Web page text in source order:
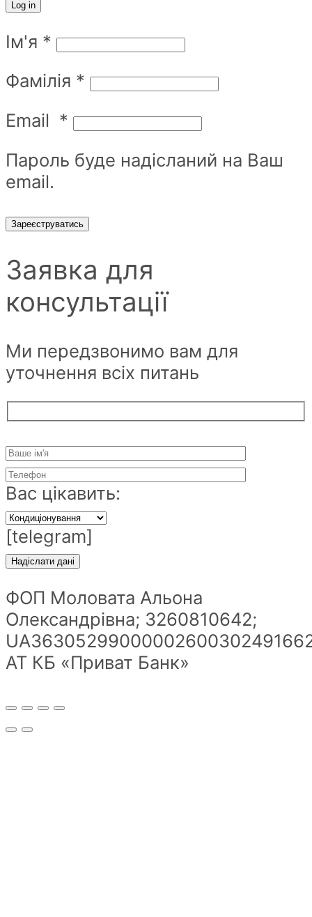
Log in
Ім'я *
Фамілія *
Email *
Пароль буде надісланий на Ваш
email.
Зареєструватись
Заявка для
консультації
Ми передзвонимо вам для
уточнення всіх питань
Вас цікавить:
[telegram]
ФОП Моловата Альона
Олександрівна; 3260810642;
АТ КБ «Приват Банк»